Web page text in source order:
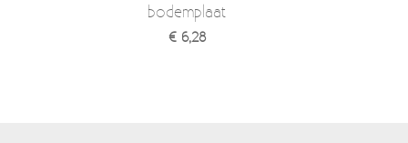
bodemplaat
€ 6,28